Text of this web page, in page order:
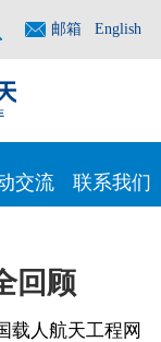
邮箱 English
交流 联系我们
回顾
载人航天工程网